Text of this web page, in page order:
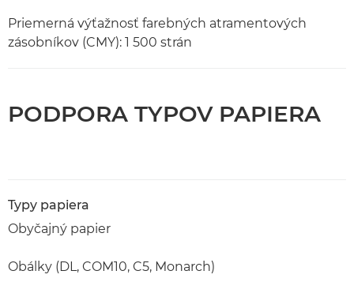
Priemerná výťažnosť farebných atramentových
zásobníkov (CMY): 1 500 strán
PODPORA TYPOV PAPIERA
Typy papiera
Obyčajný papier
Obálky (DL, COM10, C5, Monarch)